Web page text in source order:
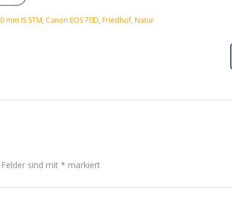
mm IS STM, Canon EOS 70D, Friedhof, Natur
sind mit * markiert